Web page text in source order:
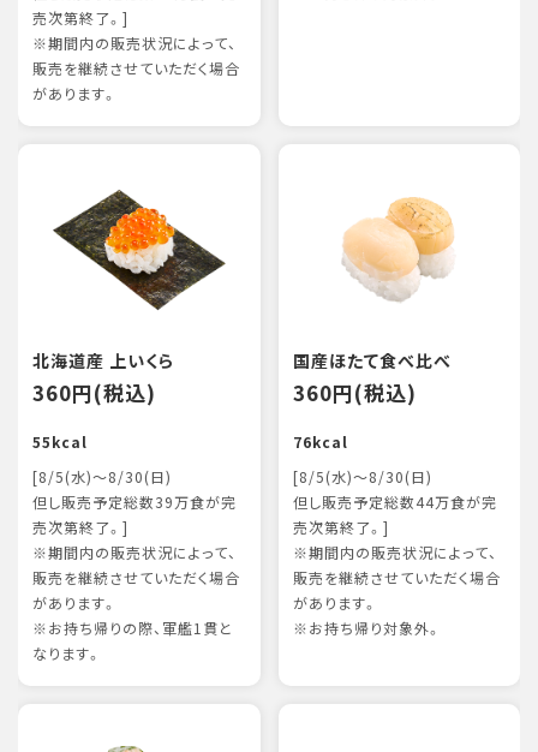
売次第終了。]
※期間内の販売状況によって、
販売を継続させていただく場合
があります。
北海道産 上いくら
360円(税込)
55kcal
[8/5(水)～8/30(日)
但し販売予定総数39万食が完
売次第終了。]
※期間内の販売状況によって、
販売を継続させていただく場合
があります。
※お持ち帰りの際、軍艦1貫と
なります。
国産ほたて食べ比べ
360円(税込)
76kcal
[8/5(水)～8/30(日)
但し販売予定総数44万食が完
売次第終了。]
※期間内の販売状況によって、
販売を継続させていただく場合
があります。
※お持ち帰り対象外。